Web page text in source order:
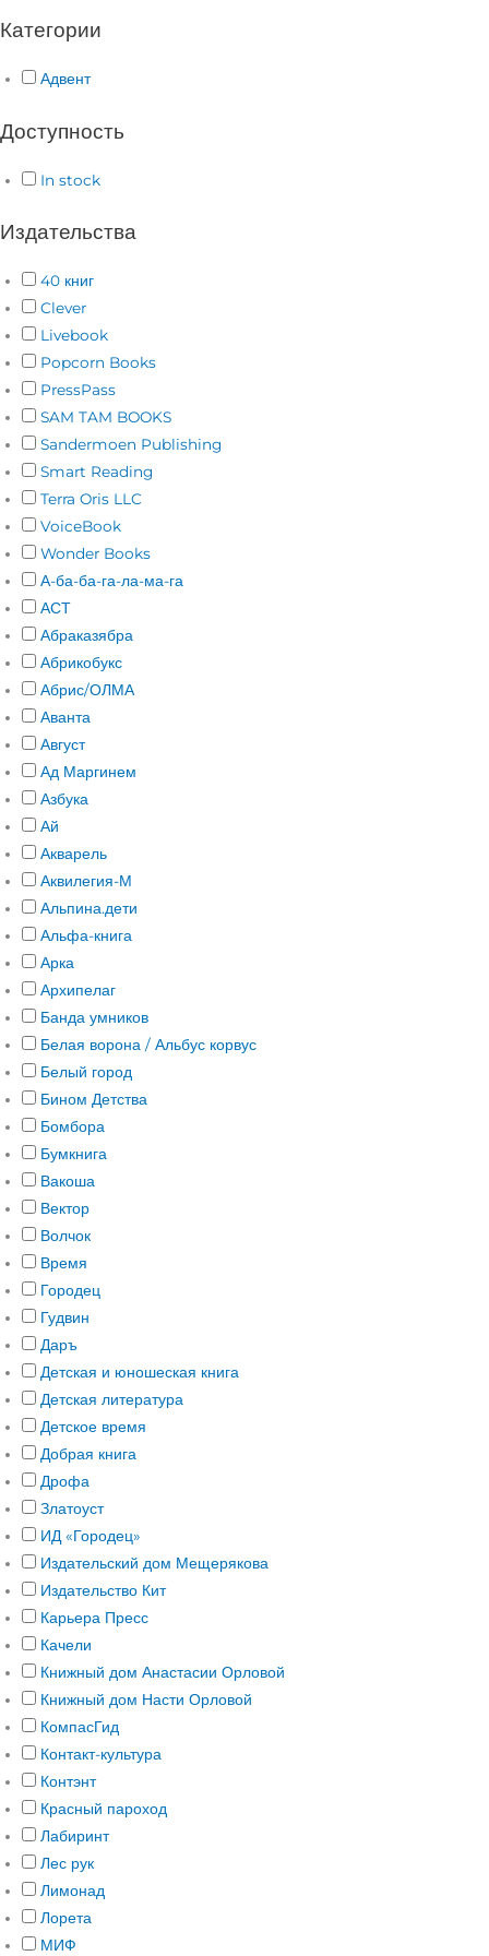
Категории
Адвент
Доступность
In stock
Издательства
40 книг
Clever
Livebook
Popcorn Books
PressPass
SAM TAM BOOKS
Sandermoen Publishing
Smart Reading
Terra Oris LLC
VoiceBook
Wonder Books
А-ба-ба-га-ла-ма-га
АСТ
Абраказябра
Абрикобукс
Абрис/ОЛМА
Аванта
Август
Ад Маргинем
Азбука
Ай
Акварель
Аквилегия-М
Альпина.дети
Альфа-книга
Арка
Архипелаг
Банда умников
Белая ворона / Альбус корвус
Белый город
Бином Детства
Бомбора
Бумкнига
Вакоша
Вектор
Волчок
Время
Городец
Гудвин
Даръ
Детская и юношеская книга
Детская литература
Детское время
Добрая книга
Дрофа
Златоуст
ИД «Городец»
Издательский дом Мещерякова
Издательство Кит
Карьера Пресс
Качели
Книжный дом Анастасии Орловой
Книжный дом Насти Орловой
КомпасГид
Контакт-культура
Контэнт
Красный пароход
Лабиринт
Лес рук
Лимонад
Лорета
МИФ